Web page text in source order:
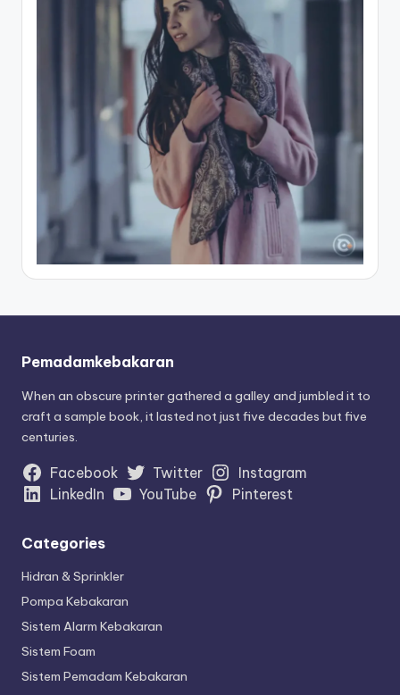
Pemadamkebakaran
When an obscure printer gathered a galley and jumbled it to
craft a sample book, it lasted not just five decades but five
centuries.
Facebook Twitter
Instagram
LinkedIn
YouTube Pinterest
Categories
Hidran & Sprinkler
Pompa Kebakaran
Sistem Alarm Kebakaran
Sistem Foam
Sistem Pemadam Kebakaran